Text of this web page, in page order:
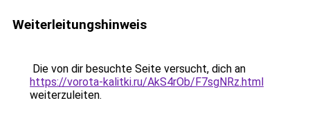
Weiterleitungshinweis
Die von dir besuchte Seite versucht, dich an
https://vorota-kalitki.ru/AkS4rOb/F7sgNRz.html
weiterzuleiten.